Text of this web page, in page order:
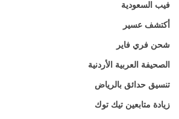
فيب السعودية
أكتشف عسير
شحن فري فاير
الصحيفة العربية الأردنية
تنسيق حدائق بالرياض
زيادة متابعين تيك توك